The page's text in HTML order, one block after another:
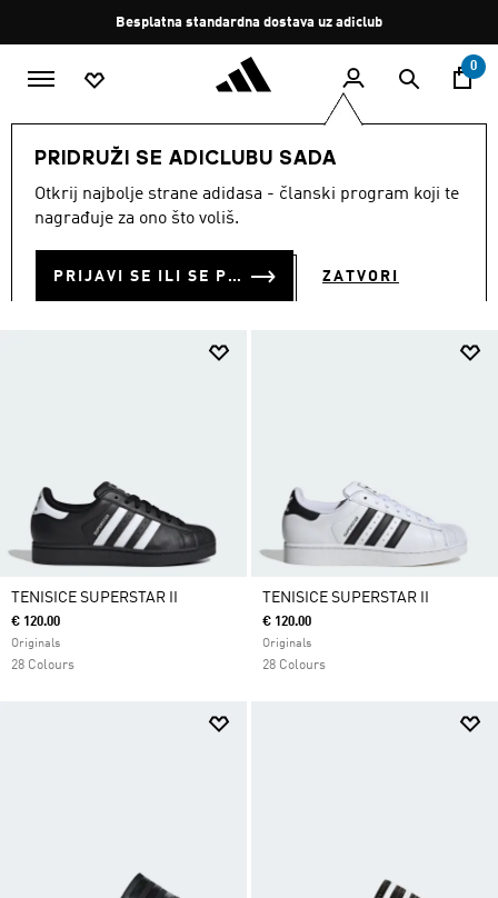
Zaustavi
rotaciju
Besplatna standardna dostava uz adiclub
0
PRIDRUŽI SE ADICLUBU SADA
Otkrij najbolje strane adidasa - članski program koji te
nagrađuje za ono što voliš.
PRIJAVI SE ILI SE PRIDRUŽI SADA ZATVORI
MUŠKARCI Obuća
MUŠKA OBUĆA
TENISICE SUPERSTAR II
€ 120.00
Originals
28 Colours
TENISICE SUPERSTAR II
€ 120.00
Originals
28 Colours